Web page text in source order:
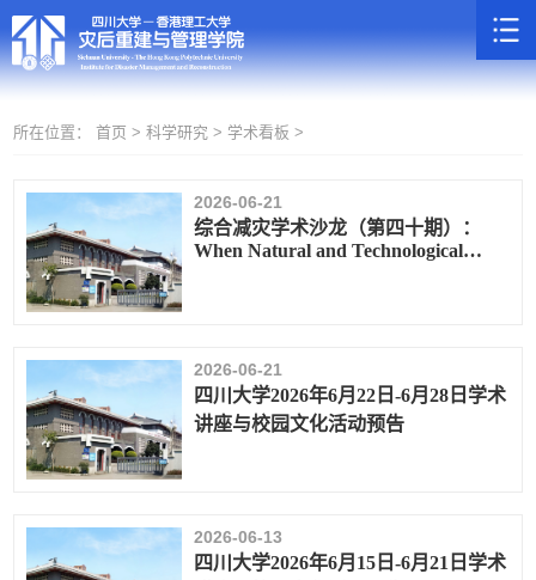
所在位置： 首页 >科学研究 > 学术看板 >
2026-06-21
综合减灾学术沙龙（第四十期）：
When Natural and Technological
2026-06-21
四川大学2026年6月22日-6月28日学术
讲座与校园文化活动预告
2026-06-13
四川大学2026年6月15日-6月21日学术